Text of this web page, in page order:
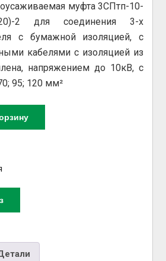
муфта 3СПтп-10-
2 для соединения 3-х
с бумажной изоляцией, с
кабелями с изоляцией из
напряжением до 10кВ, с
95; 120 мм²
Муфта переходная
1П(70-120)-2 / 10СТпП-8